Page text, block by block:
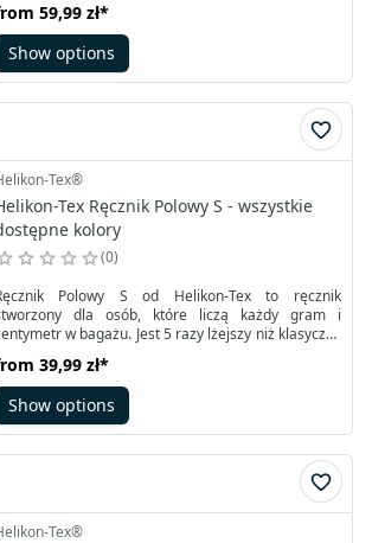
wchłania wilgoć. Po użyciu nie pozostaje
balastem – błyskawicznie schnie, dzięki
czemu możesz go spakować i ruszać dalej.
59,99 zł*
Show options
Tex®
Tex Ręcznik Polowy S - wszystkie
kolory
0
Polowy S od Helikon-Tex to ręcznik
dla osób, które liczą każdy gram i
w bagażu. Jest 5 razy lżejszy niż klasyczny
wchłania wilgoć. Po użyciu nie pozostaje
balastem – błyskawicznie schnie, dzięki
czemu możesz go spakować i ruszać dalej.
39,99 zł*
Show options
Tex®